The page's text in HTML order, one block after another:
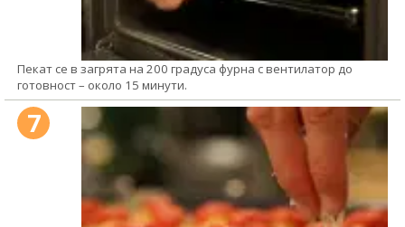
Пекат се в загрята на 200 градуса фурна с вентилатор до
готовност – около 15 минути.
7